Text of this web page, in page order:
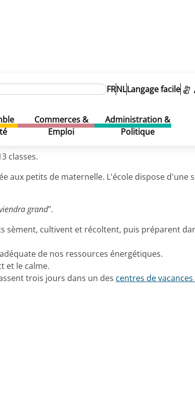
FRNLLangage facile
Commerces &
Emploi
Administration &
Politique
classes.
aux petits de maternelle. L'école dispose d'une
grand".
sèment, cultivent et récoltent, puis préparent
de nos ressources énergétiques.
et le calme.
trois jours dans un des centres de vacances